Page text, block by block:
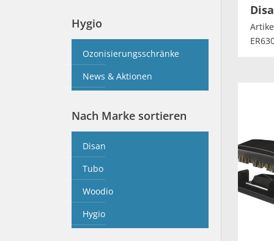
Hygio
Ozonisierungsschränke
News & Aktionen
Nach Marke sortieren
Disan
Tubo
Woodio
Hygio